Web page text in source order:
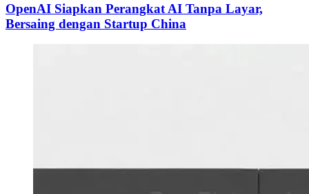
OpenAI Siapkan Perangkat AI Tanpa Layar,
Bersaing dengan Startup China